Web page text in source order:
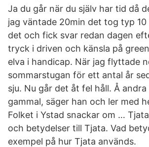
Ja du går när du själv har tid då
jag väntade 20min det tog typ
det och fick svar redan dagen
tryck i driven och känsla på
elva i handicap. När jag flyttade
sommarstugan för ett antal år
sju. Nu går det åt fel håll. Å andra
gammal, säger han och ler med
Folket i Ystad snackar om …
och betydelser till Tjata. Vad
exempel på hur Tjata används.